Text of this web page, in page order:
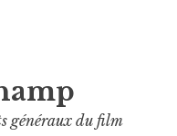
généraux du film